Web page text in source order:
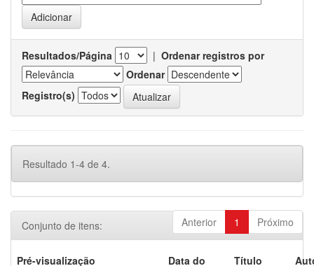
Resultados/Página | Ordenar registros por
Ordenar
Registro(s)
Resultado 1-4 de 4.
Anterior 1 Próximo
Conjunto de itens:
Pré-visualização
Data do
Título